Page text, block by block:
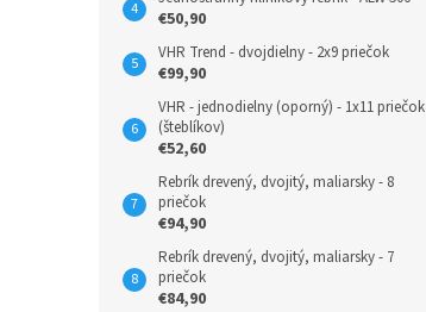
€50,90
VHR Trend - dvojdielny - 2x9 priečok
€99,90
VHR - jednodielny (oporný) - 1x11 priečok
(šteblíkov)
€52,60
Rebrík drevený, dvojitý, maliarsky - 8
priečok
€94,90
Rebrík drevený, dvojitý, maliarsky - 7
priečok
€84,90